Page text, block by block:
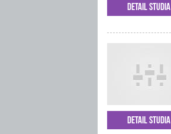
Detail studia
Detail studia